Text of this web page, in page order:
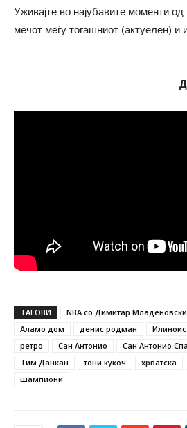
Уживајте во најубавите моменти од
мечот меѓу тогашниот (актуелен)
ТАГОВИ NBA со Димитар Младеновски
Аламо дом
денис родман Илиноис
ретро
Сан Антонио Сан Антонио
Тим Данкан
тони кукоч хрватска
шампиони